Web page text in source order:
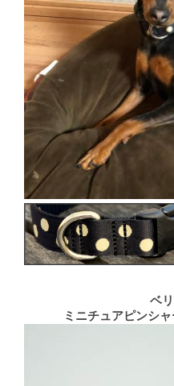
ベ
ミニチュアピンシ